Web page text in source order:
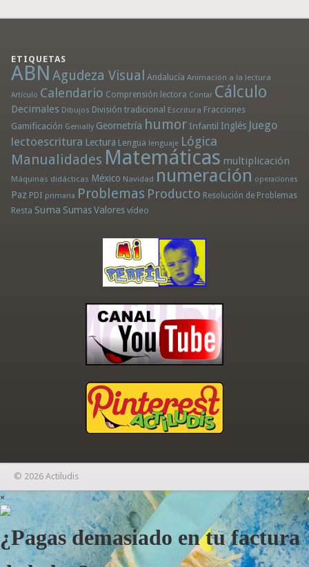
ETIQUETAS
ABN Agudeza Visual Andalucía Animación a la lectura
Artículo Calendario Comprensión lectora Contar Cálculo
Decimales Dibujos División tradicional Escritura Fracciones
Gamificación Genially Geometría humor Infantil Inglés Juego
lectoescritura Lectura Lengua lenguaje Lógica
Manualidades Matemáticas multiplicación
Máquinas didácticas México Navidad numeración operaciones
Paz PDI primaria Problemas Producto Resolución de Problemas
Resta Suma Sumas Valores vídeo
© 2026 Actiludis
×
¿Pagas demasiado en tu factura